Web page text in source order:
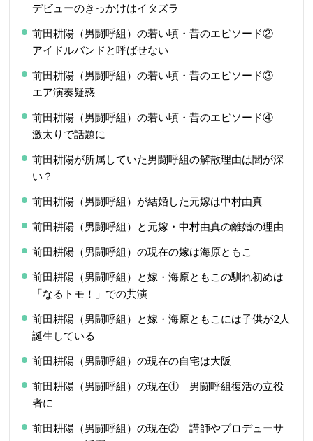
デビューのきっかけはイタズラ
前田耕陽（男闘呼組）の若い頃・昔のエピソード②
アイドルバンドと呼ばせない
前田耕陽（男闘呼組）の若い頃・昔のエピソード③
エア演奏疑惑
前田耕陽（男闘呼組）の若い頃・昔のエピソード④
激太りで話題に
前田耕陽が所属していた男闘呼組の解散理由は闇が深
い？
前田耕陽（男闘呼組）が結婚した元嫁は中村由真
前田耕陽（男闘呼組）と元嫁・中村由真の離婚の理由
前田耕陽（男闘呼組）の現在の嫁は海原ともこ
前田耕陽（男闘呼組）と嫁・海原ともこの馴れ初めは
「なるトモ！」での共演
前田耕陽（男闘呼組）と嫁・海原ともこには子供が2人
誕生している
前田耕陽（男闘呼組）の現在の自宅は大阪
前田耕陽（男闘呼組）の現在① 男闘呼組復活の立役
者に
前田耕陽（男闘呼組）の現在② 講師やプロデューサ